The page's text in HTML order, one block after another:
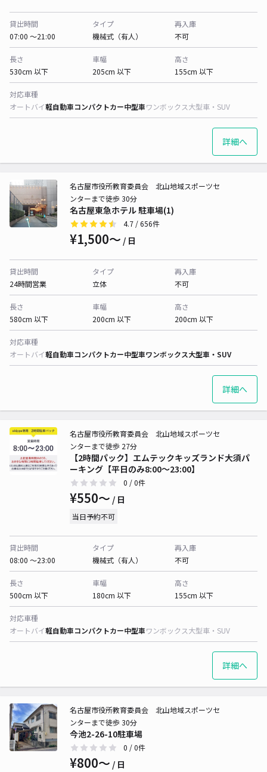
貸出時間
07:00 〜21:00
タイプ
機械式（有人）
再入庫
不可
長さ
530cm 以下
車幅
205cm 以下
高さ
155cm 以下
対応車種
オートバイ軽自動車コンパクトカー中型車ワンボックス大型車・SUV
詳細へ
名古屋東急ホテル 駐車場(1)
名古屋市役所教育委員会 北山地域スポーツセ
ンターまで徒歩 30分
4.7 / 656件
¥1,500〜 / 日
貸出時間
24時間営業
タイプ
立体
再入庫
不可
長さ
580cm 以下
車幅
200cm 以下
高さ
200cm 以下
対応車種
オートバイ軽自動車コンパクトカー中型車ワンボックス大型車・SUV
詳細へ
【2時間パック】エムテックキッズランド大須パ
ーキング【平日のみ8:00～23:00】
名古屋市役所教育委員会 北山地域スポーツセ
ンターまで徒歩 27分
0 / 0件
¥550〜 / 日
当日予約不可
貸出時間
08:00 〜23:00
タイプ
機械式（有人）
再入庫
不可
長さ
500cm 以下
車幅
180cm 以下
高さ
155cm 以下
対応車種
オートバイ軽自動車コンパクトカー中型車ワンボックス大型車・SUV
詳細へ
今池2-26-10駐車場
名古屋市役所教育委員会 北山地域スポーツセ
ンターまで徒歩 30分
0 / 0件
¥800〜 / 日